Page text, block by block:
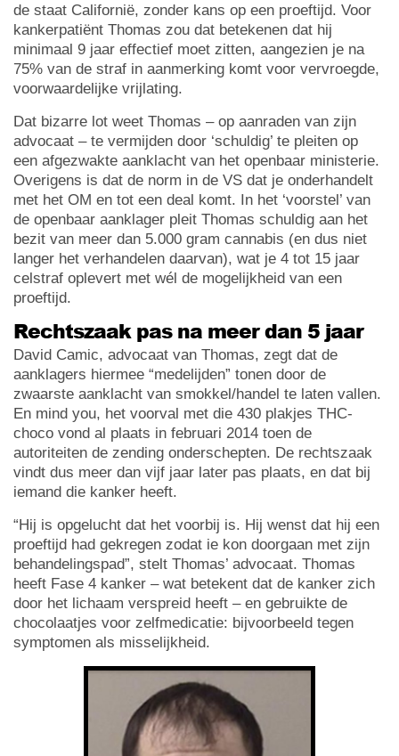
de staat Californië, zonder kans op een proeftijd. Voor
kankerpatiënt Thomas zou dat betekenen dat hij
minimaal 9 jaar effectief moet zitten, aangezien je na
75% van de straf in aanmerking komt voor vervroegde,
voorwaardelijke vrijlating.
Dat bizarre lot weet Thomas – op aanraden van zijn
advocaat – te vermijden door ‘schuldig’ te pleiten op
een afgezwakte aanklacht van het openbaar ministerie.
Overigens is dat de norm in de VS dat je onderhandelt
met het OM en tot een deal komt. In het ‘voorstel’ van
de openbaar aanklager pleit Thomas schuldig aan het
bezit van meer dan 5.000 gram cannabis (en dus niet
langer het verhandelen daarvan), wat je 4 tot 15 jaar
celstraf oplevert met wél de mogelijkheid van een
proeftijd.
Rechtszaak pas na meer dan 5 jaar
David Camic, advocaat van Thomas, zegt dat de
aanklagers hiermee “medelijden” tonen door de
zwaarste aanklacht van smokkel/handel te laten vallen.
En mind you, het voorval met die 430 plakjes THC-
choco vond al plaats in februari 2014 toen de
autoriteiten de zending onderschepten. De rechtszaak
vindt dus meer dan vijf jaar later pas plaats, en dat bij
iemand die kanker heeft.
“Hij is opgelucht dat het voorbij is. Hij wenst dat hij een
proeftijd had gekregen zodat ie kon doorgaan met zijn
behandelingspad”, stelt Thomas’ advocaat. Thomas
heeft Fase 4 kanker – wat betekent dat de kanker zich
door het lichaam verspreid heeft – en gebruikte de
chocolaatjes voor zelfmedicatie: bijvoorbeeld tegen
symptomen als misselijkheid.